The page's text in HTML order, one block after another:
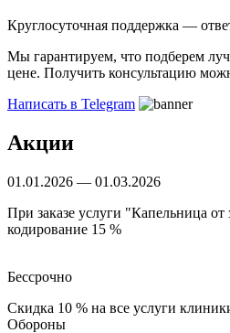
Круглосуточная поддержка —
Мы гарантируем, что подберем
цене. Получить консультацию
Написать в Telegram
Акции
01.01.2026 — 01.03.2026
При заказе услуги "Капельница
кодирование 15 %
Бессрочно
Скидка 10 % на все услуги
Обороны